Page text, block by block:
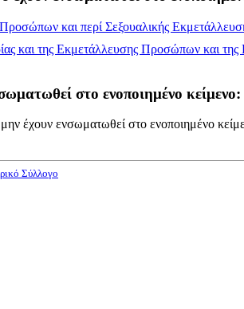
και περί Σεξουαλικής
και της Εκμετάλλευσης Προσώπων και
στο ενοποιημένο κείμενο:
έχουν ενσωματωθεί στο ενοποιημένο
Σύλλογο